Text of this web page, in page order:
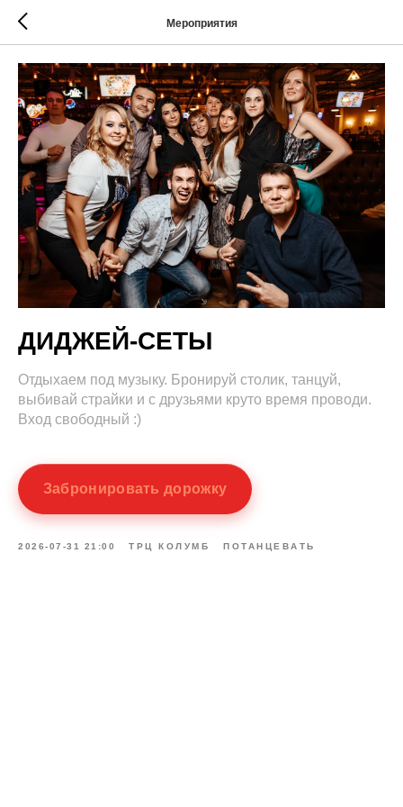
Мероприятия
ДИДЖЕЙ-СЕТЫ
Отдыхаем под музыку. Бронируй столик, танцуй,
выбивай страйки и с друзьями круто время проводи.
Вход свободный :)
Забронировать дорожку
2026-07-31 21:00 ТРЦ КОЛУМБ ПОТАНЦЕВАТЬ